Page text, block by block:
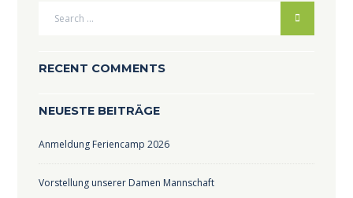
RECENT COMMENTS
NEUESTE BEITRÄGE
Anmeldung Feriencamp 2026
Vorstellung unserer Damen Mannschaft